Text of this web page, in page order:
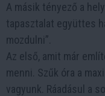
A másik tényező a
tapasztalat együttes
mozdulni”.
Az első, amit már
menni. Szűk óra a
vagyunk. Ráadásul a